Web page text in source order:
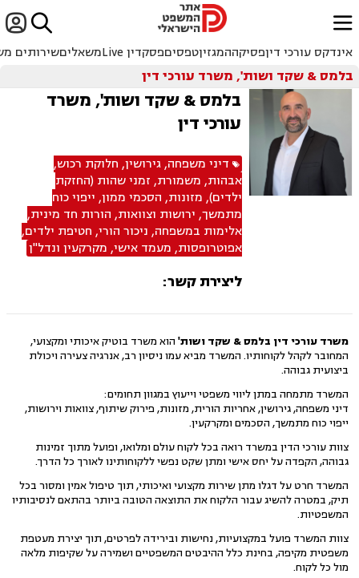

ﱐ
אינדקס עורכי דיןפסיקההמגזיןטפסיםפסקדין Live משאליםשירותים
בלמס & שקד ושות', משרד עורכי דין
בלמס & שקד ושות', משרד
עורכי דין
דיני משפחה,גירושין, חלוקת רכוש,
אבהות, משמורת, זמני שהות (החזקת
ילדים), מזונות, הסכמי ממון, ייפוי כוח
מתמשך, ירושות וצוואות, הורות חד מינית,
אלימות במשפחה, ניכור הורי, חטיפת ילדים,
אפוטרופסות, מעמד אישי, מקרקעין ונדל"ן
ליצירת קשר:
משרד עורכי דין בלמס & שקד ושות' הוא משרד בוטיק איכותי ומקצועי,
המחובר לקהל לקוחותיו. המשרד מביא עמו ניסיון רב, אנרגיה צעירה ויכולת
ביצועית גבוהה.
המשרד מתמחה במתן ליווי משפטי וייעוץ במגוון תחומים:
דיני משפחה, גירושין, אחריות הורית, מזונות, פירוק שיתוף, צוואות וירושות,
ייפוי כוח מתמשך, הסכמים ומקרקעין.
צוות עורכי הדין במשרד רואה בכל לקוח עולם ומלואו, ופועל מתוך זמינות
גבוהה, הקפדה על יחס אישי ומתן שקט נפשי ללקוחותינו לאורך כל הדרך.
המשרד חרט על דגלו מתן שירות מקצועי ואיכותי, תוך טיפול אמין ומסור בכל
תיק, במטרה להשיג עבור הלקוח את התוצאה הטובה ביותר בהתאם לנסיבותיו
המשפטיות.
צוות המשרד פועל במקצועיות, נחישות ובירידה לפרטים, תוך יצירת מעטפת
משפטית מקיפה, בחינת כלל ההיבטים המשפטיים ושמירה על שקיפות מלאה
מול כל לקוח.